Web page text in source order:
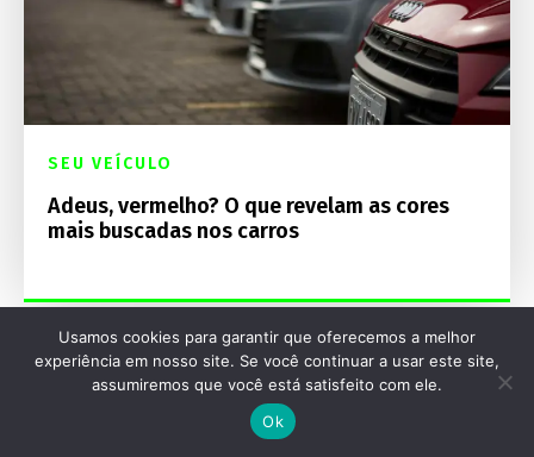
SEU VEÍCULO
Adeus, vermelho? O que revelam as cores
mais buscadas nos carros
Usamos cookies para garantir que oferecemos a melhor
experiência em nosso site. Se você continuar a usar este site,
assumiremos que você está satisfeito com ele.
Ok